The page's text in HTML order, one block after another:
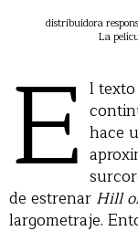
distribuidora
La
E l
hace
de estrenar Hill
largometraje.